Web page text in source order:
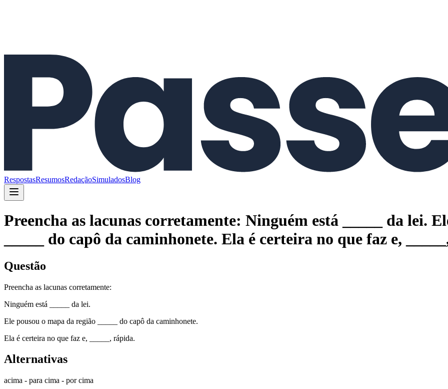
RespostasResumosRedaçãoSimuladosBlog
Preencha as lacunas corretamente: Ninguém está _____ da lei.
_____ do capô da caminhonete. Ela é certeira no que faz e,
Questão
Preencha as lacunas corretamente:
Ninguém está _____ da lei.
Ele pousou o mapa da região _____ do capô da caminhonete.
Ela é certeira no que faz e, _____, rápida.
Alternativas
acima - para cima - por cima